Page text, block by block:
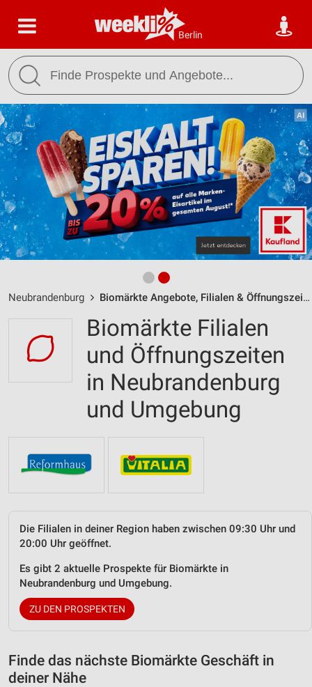
Berlin
Neubrandenburg Biomärkte Angebote, Filialen & Öffnungszeiten
Biomärkte Filialen
und Öffnungszeiten
in Neubrandenburg
und Umgebung
Die Filialen in deiner Region haben zwischen 09:30 Uhr und
20:00 Uhr geöffnet.
Es gibt 2 aktuelle Prospekte für Biomärkte in
Neubrandenburg und Umgebung.
ZU DEN PROSPEKTEN
Finde das nächste Biomärkte Geschäft in
deiner Nähe